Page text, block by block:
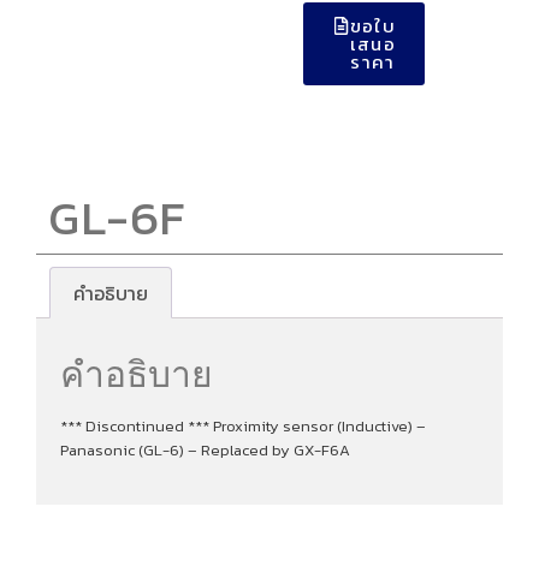
ขอใบ
เสนอ
ราคา
GL-6F
คำอธิบาย
คำอธิบาย
*** Discontinued *** Proximity sensor (Inductive) –
Panasonic (GL-6) – Replaced by GX-F6A